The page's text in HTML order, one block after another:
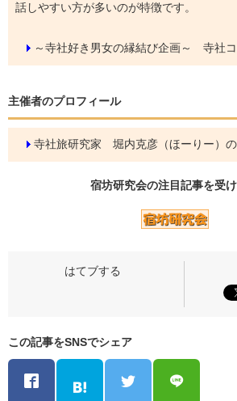
話しやすい方が多いのが特徴です。
～寺社好き男女の縁結び企画～ 寺社
主催者のプロフィール
寺社旅研究家 堀内克彦（ほーりー）
宿坊研究会の注目記事を受
この記事をSNSでシェア